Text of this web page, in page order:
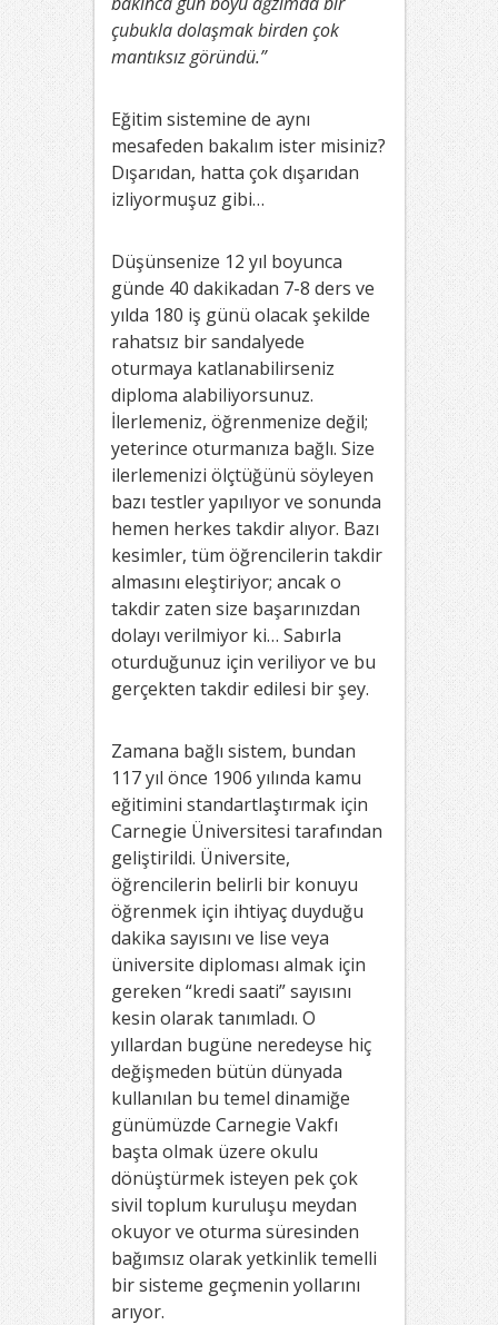
çubukla dolaşmak birden çok
mantıksız göründü.”
Eğitim sistemine de aynı
mesafeden bakalım ister misiniz?
Dışarıdan, hatta çok dışarıdan
izliyormuşuz gibi…
Düşünsenize 12 yıl boyunca
günde 40 dakikadan 7-8 ders ve
yılda 180 iş günü olacak şekilde
rahatsız bir sandalyede
oturmaya katlanabilirseniz
diploma alabiliyorsunuz.
İlerlemeniz, öğrenmenize değil;
yeterince oturmanıza bağlı. Size
ilerlemenizi ölçtüğünü söyleyen
bazı testler yapılıyor ve sonunda
hemen herkes takdir alıyor. Bazı
kesimler, tüm öğrencilerin takdir
almasını eleştiriyor; ancak o
takdir zaten size başarınızdan
dolayı verilmiyor ki… Sabırla
oturduğunuz için veriliyor ve bu
gerçekten takdir edilesi bir şey.
Zamana bağlı sistem, bundan
117 yıl önce 1906 yılında kamu
eğitimini standartlaştırmak için
Carnegie Üniversitesi tarafından
geliştirildi. Üniversite,
öğrencilerin belirli bir konuyu
öğrenmek için ihtiyaç duyduğu
dakika sayısını ve lise veya
üniversite diploması almak için
gereken “kredi saati” sayısını
kesin olarak tanımladı. O
yıllardan bugüne neredeyse hiç
değişmeden bütün dünyada
kullanılan bu temel dinamiğe
günümüzde Carnegie Vakfı
başta olmak üzere okulu
dönüştürmek isteyen pek çok
sivil toplum kuruluşu meydan
okuyor ve oturma süresinden
bağımsız olarak yetkinlik temelli
bir sisteme geçmenin yollarını
arıyor.